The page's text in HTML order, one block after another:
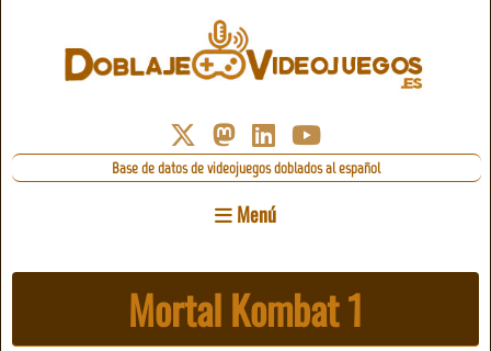
Base de datos de videojuegos doblados al español
Menú
Mortal Kombat 1